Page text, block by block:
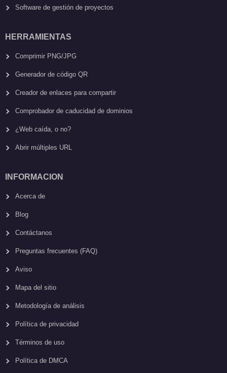
Software de gestión de proyectos
HERRAMIENTAS
Comprimir PNG/JPG
Generador de código QR
Creador de enlaces para compartir
Comprobador de caducidad de dominios
¿Web caída, o no?
Abrir múltiples URL
INFORMACION
Acerca de
Blog
Contáctanos
Preguntas frecuentes (FAQ)
Aviso
Mapa del sitio
Metodología de análisis
Política de privacidad
Términos de uso
Política de DMCA